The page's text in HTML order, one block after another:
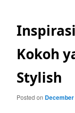
Kokoh
Stylish
Posted on